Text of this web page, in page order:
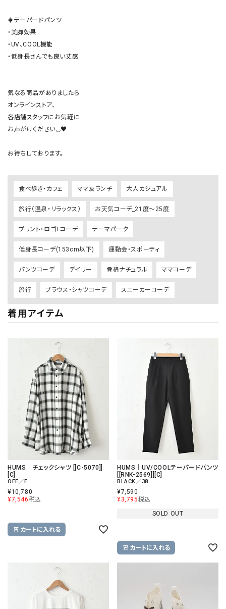
◈テーパードパンツ
・美脚効果
・UV、COOL機能
・低身長さんでも良い丈感
気なる商品がありましたら
オンラインストア、
各店舗スタッフにお気軽に
お声がけください◡̈♥︎
食べ歩き・カフェ ママ友ランチ 大人カジュアル
旅行（温泉・リラックス） お天気コーデ_21度～25度
プリント・ロゴTコーデ テーマパーク
低身長コーデ(153cm以下) 運動会・スポーティ
パンツコーデ デイリー 骨格ナチュラル ママコーデ
旅行 ブラウス・シャツコーデ スニーカーコーデ
着用アイテム
HUMS｜チェックシャツ [[C-5070]]
[C]
OFF／F
¥10,780
¥7,546税込
カートに入れる
HUMS｜UV/COOLテーパードパンツ
[[RNK-2569]][C]
BLACK／38
¥7,590
¥3,795税込
SOLD OUT
カートに入れる